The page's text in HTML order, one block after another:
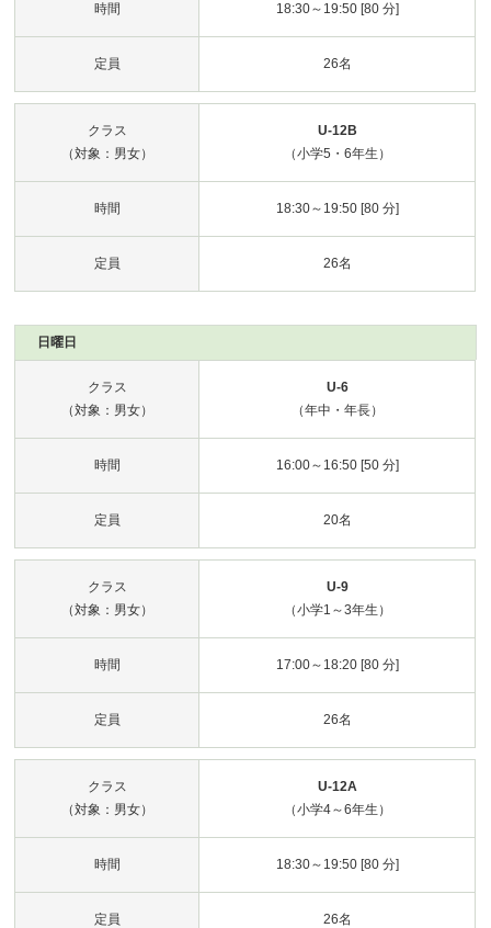
時間 18:30～19:50 [80 分]
定員 26名
クラス
（対象：男女）
U-12B
（小学5・6年生）
時間 18:30～19:50 [80 分]
定員 26名
日曜日
クラス
（対象：男女）
U-6
（年中・年長）
時間 16:00～16:50 [50 分]
定員 20名
クラス
（対象：男女）
U-9
（小学1～3年生）
時間 17:00～18:20 [80 分]
定員 26名
クラス
（対象：男女）
U-12A
（小学4～6年生）
時間 18:30～19:50 [80 分]
定員 26名